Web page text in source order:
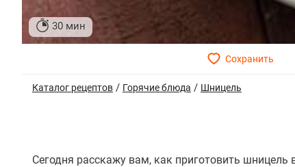
30 мин
Каталог рецептов / Горячие блюда / Шницель
Сегодня расскажу вам, как приготовить шницель